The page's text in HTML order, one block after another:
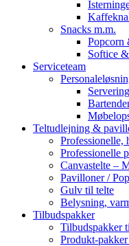
Snacks m.m.
Popcorn
Softice
Serviceteam
Teltudlejning &
Professionelle,
Professionelle
Canvastelte –
Pavilloner /
Gulv til telte
Belysning,
Tilbudspakker
Tilbudspakker
Produkt-